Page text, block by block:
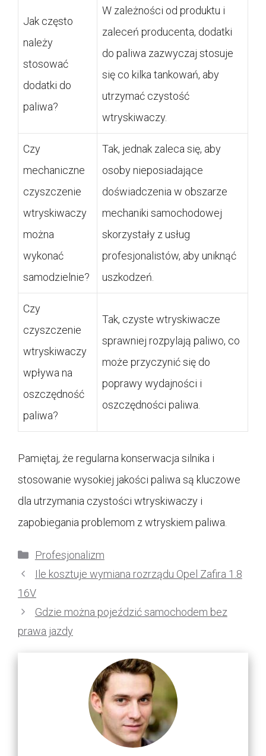
Jak często
należy
stosować
dodatki do
paliwa?
W zależności od produktu i
zaleceń producenta, dodatki
do paliwa zazwyczaj stosuje
się co kilka tankowań, aby
utrzymać czystość
wtryskiwaczy.
Czy
mechaniczne
czyszczenie
wtryskiwaczy
można
wykonać
samodzielnie?
Tak, jednak zaleca się, aby
osoby nieposiadające
doświadczenia w obszarze
mechaniki samochodowej
skorzystały z usług
profesjonalistów, aby uniknąć
uszkodzeń.
Czy
czyszczenie
wtryskiwaczy
wpływa na
oszczędność
paliwa?
Tak, czyste wtryskiwacze
sprawniej rozpylają paliwo, co
może przyczynić się do
poprawy wydajności i
oszczędności paliwa.
Pamiętaj, że regularna konserwacja silnika i
stosowanie wysokiej jakości paliwa są kluczowe
dla utrzymania czystości wtryskiwaczy i
zapobiegania problemom z wtryskiem paliwa.
Kategorie
Profesjonalizm
Ile kosztuje wymiana rozrządu Opel Zafira 1.8
16V
Gdzie można pojeździć samochodem bez
prawa jazdy